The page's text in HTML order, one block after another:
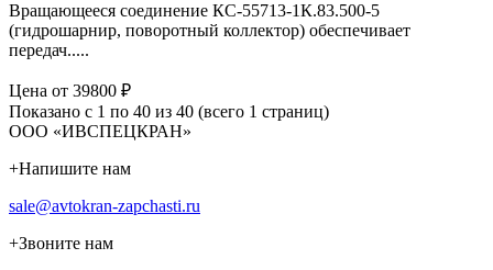
Вращающееся соединение КС‑55713‑1К.83.500‑5
(гидрошарнир, поворотный коллектор) обеспечивает
передач.....
Цена от 39800 ₽
Показано с 1 по 40 из 40 (всего 1 страниц)
ООО «ИВСПЕЦКРАН»
+Напишите нам
sale@avtokran-zapchasti.ru
+Звоните нам